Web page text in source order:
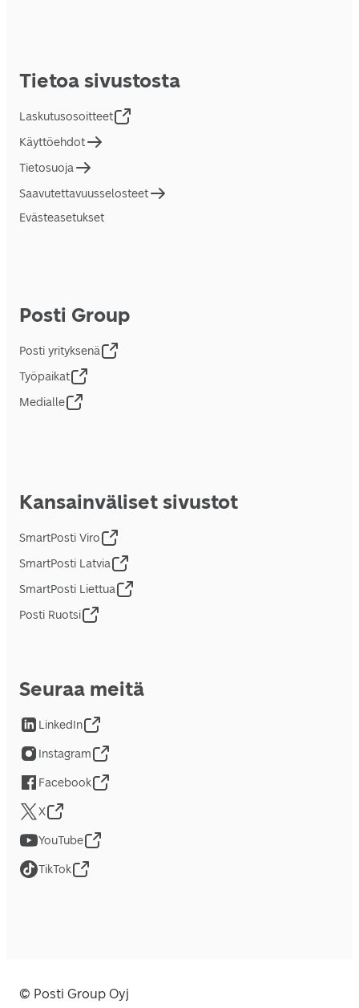
Tietoa sivustosta
Laskutusosoitteet
Käyttöehdot
Tietosuoja
Saavutettavuusselosteet
Evästeasetukset
Posti Group
Posti yrityksenä
Työpaikat
Medialle
Kansainväliset sivustot
SmartPosti Viro
SmartPosti Latvia
SmartPosti Liettua
Posti Ruotsi
Seuraa meitä
LinkedIn
Instagram
Facebook
X
YouTube
TikTok
© Posti Group Oyj